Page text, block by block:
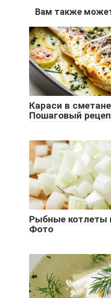
Вам также
Караси в
Пошаговый
Рыбные котлеты
Фото